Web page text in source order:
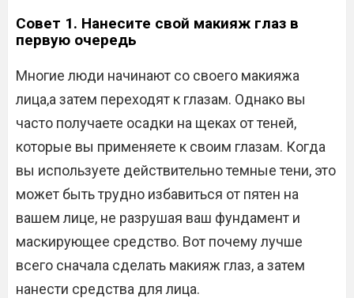
Совет 1. Нанесите свой макияж глаз в
первую очередь
Многие люди начинают со своего макияжа
лица,а затем переходят к глазам. Однако вы
часто получаете осадки на щеках от теней,
которые вы применяете к своим глазам. Когда
вы используете действительно темные тени, это
может быть трудно избавиться от пятен на
вашем лице, не разрушая ваш фундамент и
маскирующее средство. Вот почему лучше
всего сначала сделать макияж глаз, а затем
нанести средства для лица.